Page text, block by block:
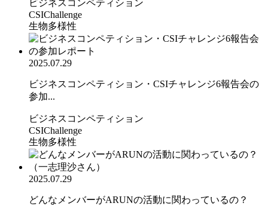
ビジネスコンペティション
CSIChallenge
生物多様性
2025.07.29
ビジネスコンペティション・CSIチャレンジ6報告会の
参加...
ビジネスコンペティション
CSIChallenge
生物多様性
2025.07.29
どんなメンバーがARUNの活動に関わっているの？